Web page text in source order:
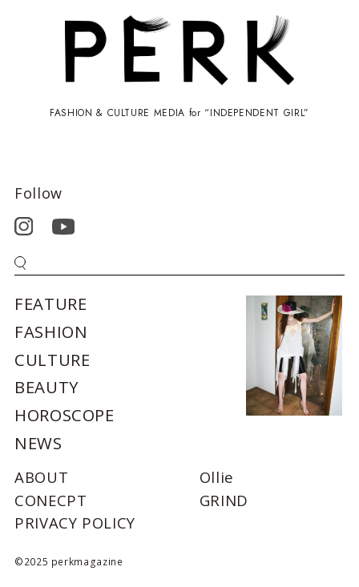
FASHION & CULTURE MEDIA for “INDEPENDENT GIRL”
Follow
FEATURE
FASHION
CULTURE
BEAUTY
HOROSCOPE
NEWS
ABOUT
CONECPT
PRIVACY POLICY
Ollie
GRIND
©2025 perkmagazine